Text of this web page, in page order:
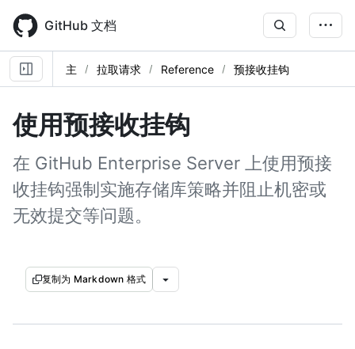
main
content
GitHub 文档
主 拉取请求 Reference 预接收挂钩
使用预接收挂钩
在 GitHub Enterprise Server 上使用预接
收挂钩强制实施存储库策略并阻止机密或
无效提交等问题。
复制为 Markdown 格式